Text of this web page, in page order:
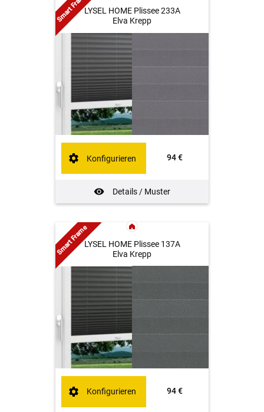
LYSEL HOME Plissee 233A
Elva Krepp
94 €
Details / Muster
Konfigurieren
Smart Frame
LYSEL HOME Plissee 137A
Elva Krepp
94 €
Konfigurieren
Smart Frame